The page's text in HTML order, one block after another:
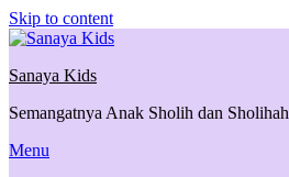
Skip to content
Sanaya Kids
Semangatnya Anak Sholih dan Sholihah
Menu